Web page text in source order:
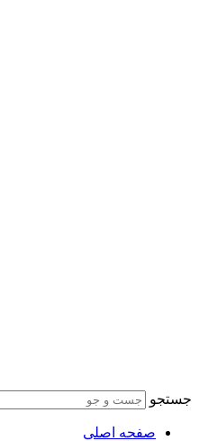
جستجو
صفحه اصلی